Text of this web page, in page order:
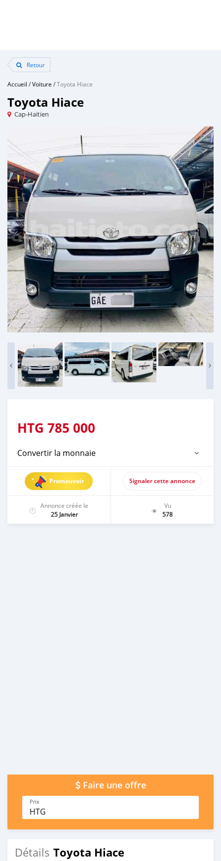
Retour
Accueil /Voiture /Toyota Hiace
Toyota Hiace
Cap-Haitien
HTG 785 000
Convertir la monnaie
Promouvoir Signaler cette annonce
Annonce créée le
25 Janvier
Vu
578
Faire une offre
Prix
HTG
Détails Toyota Hiace